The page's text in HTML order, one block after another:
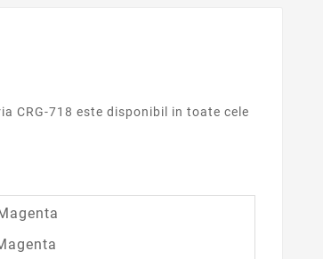
CRG-718 este disponibil in toate cele